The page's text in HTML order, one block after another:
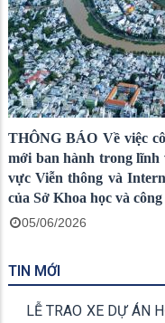
THÔNG BÁO Về việc
mới ban hành trong lĩnh
vực Viễn thông và
của Sở Khoa học và
05/06/2026
TIN MỚI
LỄ TRAO XE DỰ ÁN